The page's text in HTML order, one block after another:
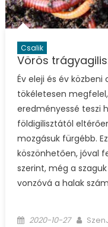
Csalik
Vörös
Év eleji és év
tökéletesen
eredményessé teszi
földigilisztától
mozgásuk fürgébb.
köszönhetően, jóval
szerint, még a
vonzóvá a halak
Posted on
2020-10-27